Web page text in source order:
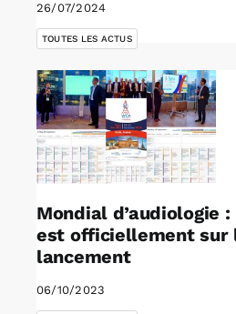
26/07/2024
TOUTES LES ACTUS
Mondial d’audiologie
est officiellement sur
lancement
06/10/2023